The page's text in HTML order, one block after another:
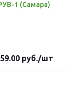
1 (Самара)
руб./шт